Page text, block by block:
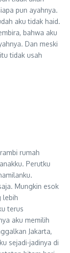
pun ayahnya.
aku tidak haid.
bahwa aku
Dan meski
tidak usah
rumah
Perutku
Mungkin esok
lebih
terus
aku memilih
Jakarta,
sejadi-jadinya di